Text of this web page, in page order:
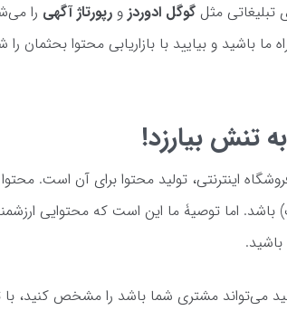
مثلگوگل ادوردز ورپورتاژ آگهی را
باشید و بیایید با بازاریابی محتوا بحثمان را
تنش بیارزد!
اینترنتی، تولید محتوا برای آن است.
اما توصیۀ ما این است که محتوایی
می‌تواند مشتری شما باشد را مشخص کنید، با